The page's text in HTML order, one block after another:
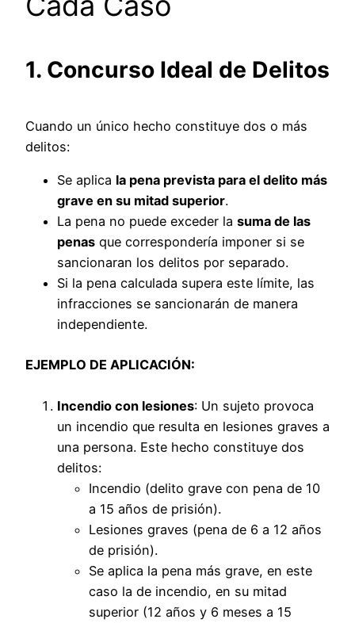
1. Concurso Ideal de Delitos
Cuando un único hecho constituye dos o más
delitos:
Se aplica la pena prevista para el delito más
grave en su mitad superior.
La pena no puede exceder la suma de las
penas que correspondería imponer si se
sancionaran los delitos por separado.
Si la pena calculada supera este límite, las
infracciones se sancionarán de manera
independiente.
EJEMPLO DE APLICACIÓN:
Incendio con lesiones: Un sujeto provoca
un incendio que resulta en lesiones graves a
una persona. Este hecho constituye dos
delitos:
Incendio (delito grave con pena de 10
a 15 años de prisión).
Lesiones graves (pena de 6 a 12 años
de prisión).
Se aplica la pena más grave, en este
caso la de incendio, en su mitad
superior (12 años y 6 meses a 15